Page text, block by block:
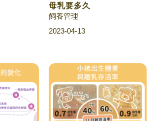
母乳要多久
飼養管理
2023-04-13